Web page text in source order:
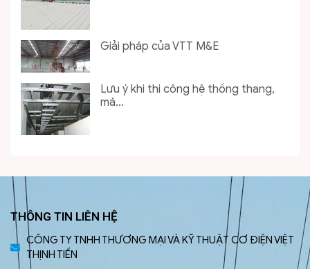
Giải pháp của VTT M&E
Lưu ý khi thi công hệ thống thang,
má...
THÔNG TIN LIÊN HỆ
CÔNG TY TNHH THƯƠNG MẠI VÀ KỸ THUẬT CƠ ĐIỆN VIỆT
THỊNH TIẾN